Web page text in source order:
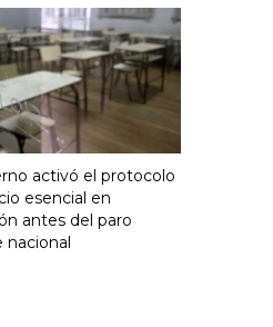
activó el protocolo
esencial en
antes del paro
nacional